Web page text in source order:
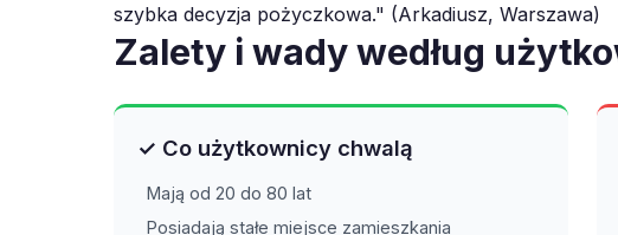
szybka decyzja pożyczkowa." (Arkadiusz, Warszawa)
Zalety i wady według
✓ Co użytkownicy chwalą
Mają od 20 do 80 lat
Posiadają stałe miejsce zamieszkania